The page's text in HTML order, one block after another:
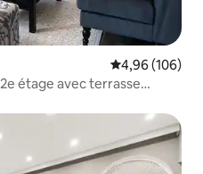
Évaluation
4,96 (106)
étage avec terrasse